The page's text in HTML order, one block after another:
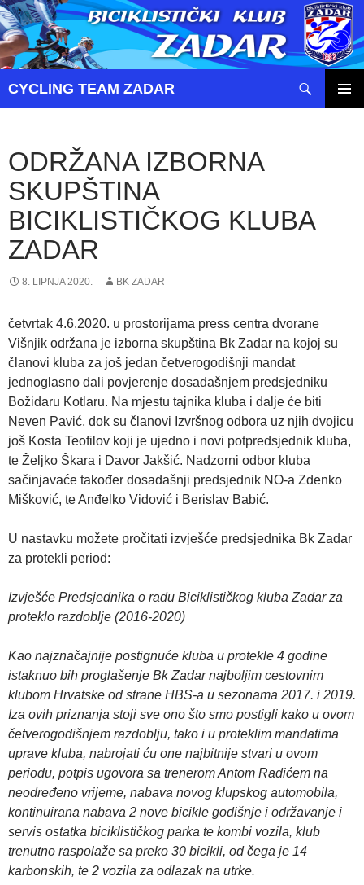
CYCLING TEAM ZADAR
ODRŽANA IZBORNA
SKUPŠTINA
BICIKLISTIČKOG KLUBA
ZADAR
8. LIPNJA 2020. BK ZADAR
četvrtak 4.6.2020. u prostorijama press centra dvorane
Višnjik održana je izborna skupština Bk Zadar na kojoj su
članovi kluba za još jedan četverogodišnji mandat
jednoglasno dali povjerenje dosadašnjem predsjedniku
Božidaru Kotlaru. Na mjestu tajnika kluba i dalje će biti
Neven Pavić, dok su članovi Izvršnog odbora uz njih dvojicu
još Kosta Teofilov koji je ujedno i novi potpredsjednik kluba,
te Željko Škara i Davor Jakšić. Nadzorni odbor kluba
sačinjavaće također dosadašnji predsjednik NO-a Zdenko
Mišković, te Anđelko Vidović i Berislav Babić.
U nastavku možete pročitati izvješće predsjednika Bk Zadar
za protekli period:
Izvješće Predsjednika o radu Biciklističkog kluba Zadar za
proteklo razdoblje (2016-2020)
Kao najznačajnije postignuće kluba u protekle 4 godine
istaknuo bih proglašenje Bk Zadar najboljim cestovnim
klubom Hrvatske od strane HBS-a u sezonama 2017. i 2019.
Iza ovih priznanja stoji sve ono što smo postigli kako u ovom
četverogodišnjem razdoblju, tako i u proteklim mandatima
uprave kluba, nabrojati ću one najbitnije stvari u ovom
periodu, potpis ugovora sa trenerom Antom Radićem na
neodređeno vrijeme, nabava novog klupskog automobila,
kontinuirana nabava 2 nove bicikle godišnje i održavanje i
servis ostatka biciklističkog parka te kombi vozila, klub
trenutno raspolaže sa preko 30 bicikli, od čega je 14
karbonskih, te 2 vozila za odlazak na utrke.